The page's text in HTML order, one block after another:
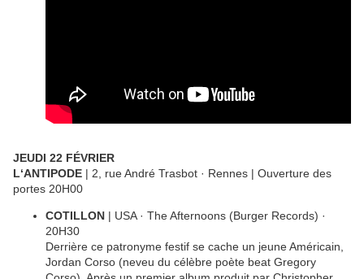
JEUDI 22 FÉVRIER
L‘ANTIPODE | 2, rue André Trasbot · Rennes | Ouverture des
portes 20H00
COTILLON | USA · The Afternoons (Burger Records) ·
20H30
Derrière ce patronyme festif se cache un jeune Américain,
Jordan Corso (neveu du célèbre poète beat Gregory